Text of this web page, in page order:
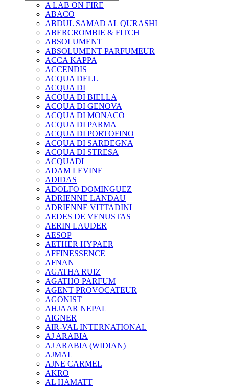
A LAB ON FIRE
ABACO
ABDUL SAMAD AL QURASHI
ABERCROMBIE & FITCH
ABSOLUMENT
ABSOLUMENT PARFUMEUR
ACCA KAPPA
ACCENDIS
ACQUA DELL
ACQUA DI
ACQUA DI BIELLA
ACQUA DI GENOVA
ACQUA DI MONACO
ACQUA DI PARMA
ACQUA DI PORTOFINO
ACQUA DI SARDEGNA
ACQUA DI STRESA
ACQUADI
ADAM LEVINE
ADIDAS
ADOLFO DOMINGUEZ
ADRIENNE LANDAU
ADRIENNE VITTADINI
AEDES DE VENUSTAS
AERIN LAUDER
AESOP
AETHER HYPAER
AFFINESSENCE
AFNAN
AGATHA RUIZ
AGATHO PARFUM
AGENT PROVOCATEUR
AGONIST
AHJAAR NEPAL
AIGNER
AIR-VAL INTERNATIONAL
AJ ARABIA
AJ ARABIA (WIDIAN)
AJMAL
AJNE CARMEL
AKRO
AL HAMATT